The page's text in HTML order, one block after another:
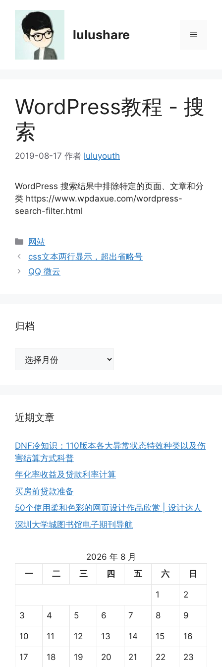
lulushare 菜
WordPress教程 - 搜
索
2019-08-17 作者 luluyouth
WordPress 搜索结果中排除特定的页面、文章和分
类 https://www.wpdaxue.com/wordpress-
search-filter.html
分
网站
css文本两行显示，超出省略号
QQ 微云
归档
近期文章
DNF冷知识：110版本各大异常状态特效种类以及伤
害结算方式科普
年化率收益及贷款利率计算
买房前贷款准备
50个使用柔和色彩的网页设计作品欣赏 | 设计达人
深圳大学城图书馆电子期刊导航
2026 年 8 月
一
二 三 四 五 六 日
1 2
3 4 5 6 7 8 9
10 11 12 13 14 15 16
17 18 19 20 21 22 23